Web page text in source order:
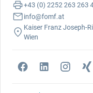
+43 (0) 2252 263 263
info@fomf.at
Kaiser Franz Joseph-
Wien